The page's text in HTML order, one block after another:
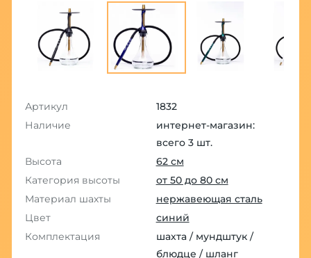
Артикул
1832
Наличие
интернет-магазин:
всего 3 шт.
Высота
62 см
Категория высоты
от 50 до 80 см
Материал шахты
нержавеющая сталь
Цвет
синий
Комплектация
шахта / мундштук /
блюдце / шланг